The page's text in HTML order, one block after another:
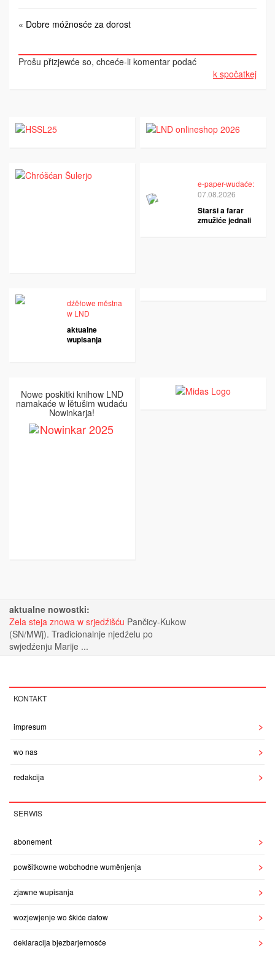
« Dobre móžnosće za dorost
Prošu přizjewće so, chceće-li komentar podać
k spočatkej
e-paper-wudaće:
07.08.2026
Starši a farar
zmužiće jednali
dźěłowe městna
w LND
aktualne
wupisanja
Nowe poskitki knihow LND
namakaće w lětušim wudaću
Nowinkarja!
aktualne nowostki:
Zela steja znowa w srjedźišću Pančicy-Kukow
(SN/MWj). Tradicionalnje njedźelu po
swjedźenju Marije ...
KONTAKT
impresum
wo nas
redakcija
SERWIS
abonement
powšitkowne wobchodne wuměnjenja
zjawne wupisanja
wozjewjenje wo škiće datow
deklaracija bjezbarjernosće